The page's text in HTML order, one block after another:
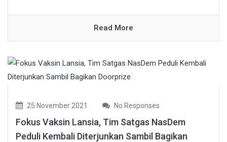
Read More
25 November 2021 No Responses
Fokus Vaksin Lansia, Tim Satgas NasDem
Peduli Kembali Diterjunkan Sambil Bagikan